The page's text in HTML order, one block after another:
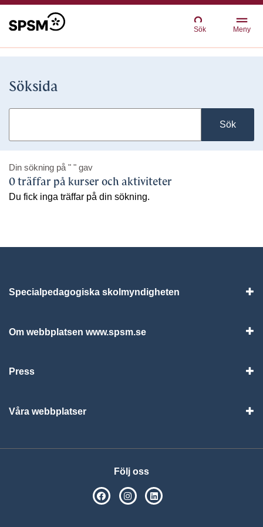
Sök Meny
Söksida
Sök
Din sökning på " " gav
0 träffar på kurser och aktiviteter
Du fick inga träffar på din sökning.
Specialpedagogiska skolmyndigheten
Om webbplatsen www.spsm.se
Press
Våra webbplatser
Följ oss
SPSM på Facebook
SPSM på Instagram